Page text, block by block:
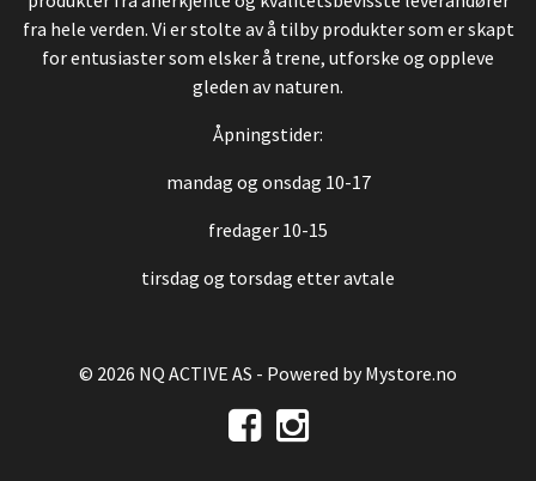
fra hele verden. Vi er stolte av å tilby produkter som er skapt
for entusiaster som elsker å trene, utforske og oppleve
gleden av naturen.
Åpningstider:
mandag og onsdag 10-17
fredager 10-15
tirsdag og torsdag etter avtale
© 2026 NQ ACTIVE AS - Powered byMystore.no